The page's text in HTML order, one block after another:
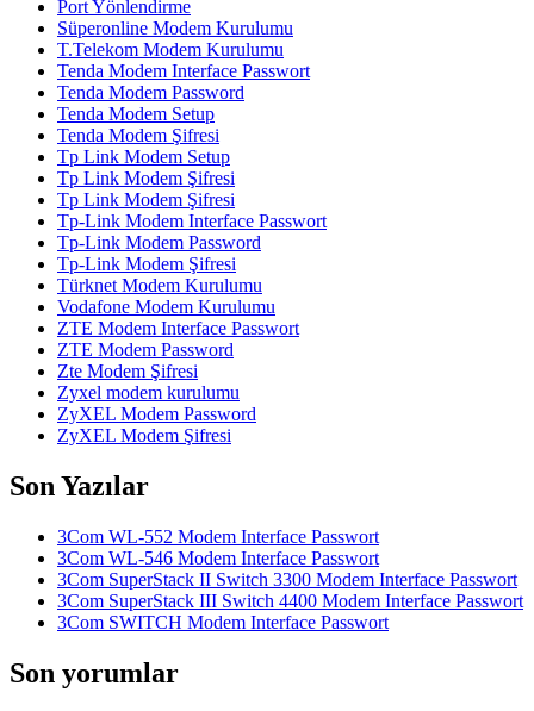
Port Yönlendirme
Süperonline Modem Kurulumu
T.Telekom Modem Kurulumu
Tenda Modem Interface Passwort
Tenda Modem Password
Tenda Modem Setup
Tenda Modem Şifresi
Tp Link Modem Setup
Tp Link Modem Şifresi
Tp Link Modem Şifresi
Tp-Link Modem Interface Passwort
Tp-Link Modem Password
Tp-Link Modem Şifresi
Türknet Modem Kurulumu
Vodafone Modem Kurulumu
ZTE Modem Interface Passwort
ZTE Modem Password
Zte Modem Şifresi
Zyxel modem kurulumu
ZyXEL Modem Password
ZyXEL Modem Şifresi
Son Yazılar
3Com WL-552 Modem Interface Passwort
3Com WL-546 Modem Interface Passwort
3Com SuperStack II Switch 3300 Modem Interface Passwort
3Com SuperStack III Switch 4400 Modem Interface Passwort
3Com SWITCH Modem Interface Passwort
Son yorumlar